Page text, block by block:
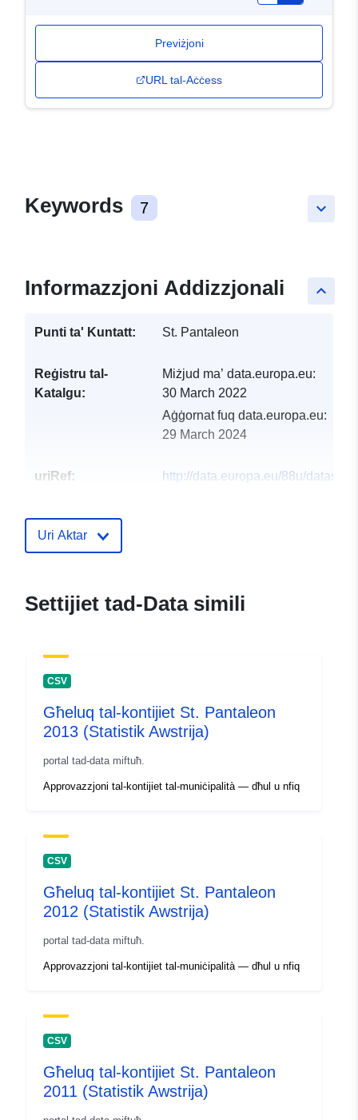
Previżjoni
URL tal-Aċċess
keyboard_arrow_down
Keywords 7
keyboard_arrow_up
Informazzjoni Addizzjonali
Punti ta' Kuntatt: St. Pantaleon
Reġistru tal-
Katalgu:
Miżjud ma’ data.europa.eu:
30 March 2022
Aġġornat fuq data.europa.eu:
29 March 2024
uriRef:
http://data.europa.eu/88u/
Uri Aktar
Settijiet tad-Data simili
CSV
Għeluq tal-kontijiet St. Pantaleon
2013 (Statistik Awstrija)
portal tad-data miftuħ.
Approvazzjoni tal-kontijiet tal-muniċipalità — dħul u nfiq
CSV
Għeluq tal-kontijiet St. Pantaleon
2012 (Statistik Awstrija)
portal tad-data miftuħ.
Approvazzjoni tal-kontijiet tal-muniċipalità — dħul u nfiq
CSV
Għeluq tal-kontijiet St. Pantaleon
2011 (Statistik Awstrija)